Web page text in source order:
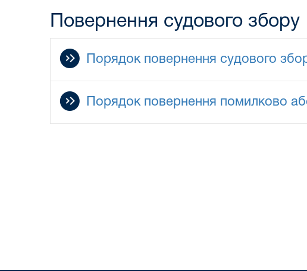
Повернення судового збору
Порядок повернення судового
Порядок повернення помилково